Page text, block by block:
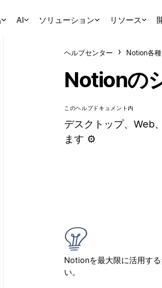
AI ソリューション リソース
ヘルプセンター Notion各
Notionの
このヘルプドキュメント内
デスクトップ、Web
ます ⚙️
Notionを最大限に活用す
い。